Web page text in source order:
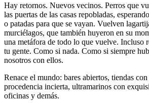
Hay retornos. Nuevos vecinos. Perros que
las puertas de las casas repobladas,
o patadas para que se vayan. Vuelven
murciélagos, que también huyeron en su
una metáfora de todo lo que vuelve. Incluso
tu gente. Como si nada. Como si siempre
nosotros con ellos.
Renace el mundo: bares abiertos, tiendas
procedencia incierta, ultramarinos con
oficinas y demás.